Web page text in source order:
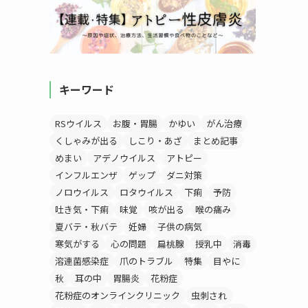
キーワード
RSウイルス お腹・胃腸 かゆい
がん治療
くしゃみが出る
しこり・あざ
まとめ記事
めまい
アデノウイルス
アトピー
インフルエンザ
ゲップ
ダニ対策
ノロウイルス
ロタウイルス 下痢
予防
吐き気・下痢
味覚 咳が出る
喉の痛み
夏バテ・秋バテ
妊婦
子供の病気
寒気がする
心の問題 扁桃腺 授乳中
消毒
溶連菌感染症
爪のトラブル 特集
目やに
秋
耳の中 胃腸炎
花粉症
花粉症のオンラインクリニック
虫刺され